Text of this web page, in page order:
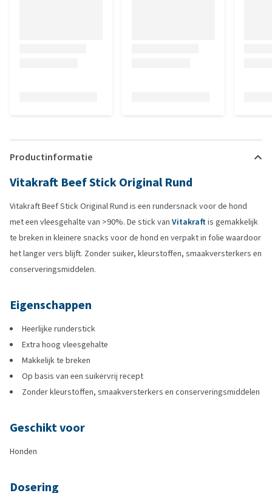
Productinformatie
Vitakraft Beef Stick Original Rund
Vitakraft Beef Stick Original Rund is een rundersnack voor de hond
met een vleesgehalte van >90%. De stick van Vitakraftis gemakkelijk
te breken in kleinere snacks voor de hond en verpakt in folie waardoor
het langer vers blijft. Zonder suiker, kleurstoffen, smaakversterkers en
conserveringsmiddelen.
Eigenschappen
Heerlijke runderstick
Extra hoog vleesgehalte
Makkelijk te breken
Op basis van een suikervrij recept
Zonder kleurstoffen, smaakversterkers en conserveringsmiddelen
Geschikt voor
Honden
Dosering